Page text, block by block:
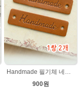
Handmade 필기체 네츄럴브라운 천연 소가죽라벨 목도리 핸드메이드라벨
900원